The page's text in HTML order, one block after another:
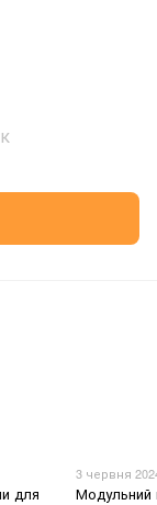
для
3 червня
Модульний